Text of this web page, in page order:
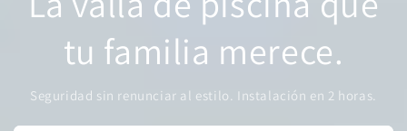
tu familia merece.
Seguridad sin renunciar al estilo. Instalación en 2 horas.